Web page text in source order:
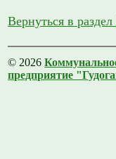
Вернуться в раздел
© 2026
предприятие